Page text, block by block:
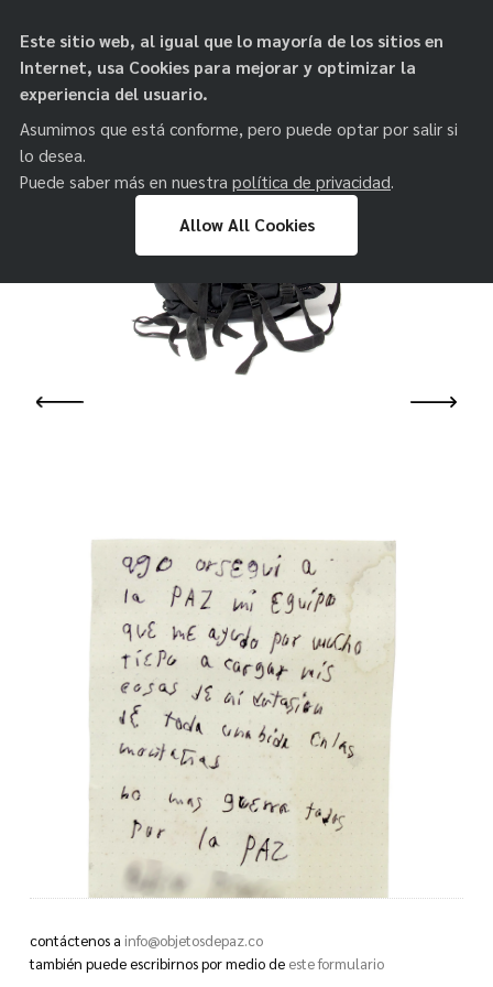
paz
contáctenos a info@objetosdepaz.co
también puede escribirnos por medio de este formulario
Este sitio web, al igual que lo mayoría de los sitios en
Internet, usa Cookies para mejorar y optimizar la
experiencia del usuario.
Asumimos que está conforme, pero puede optar por salir si
lo desea.
Puede saber más en nuestra política de privacidad.
Allow All Cookies